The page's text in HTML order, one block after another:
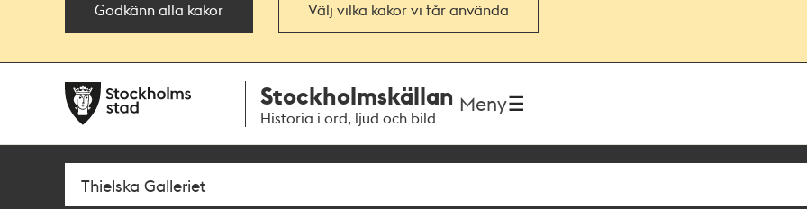
Godkänn alla kakor Välj vilka kakor vi får använda
navigationen
huvudinnehållet
Stockholmskällan
Historia i ord, ljud och bild
Meny
Sök